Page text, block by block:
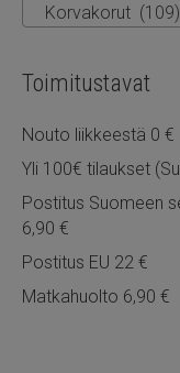
Korvakorut (109)
Toimitustavat
Nouto liikkeestä 0 €
Yli 100€ tilaukset
Postitus Suomeen
6,90 €
Postitus EU 22 €
Matkahuolto 6,90 €